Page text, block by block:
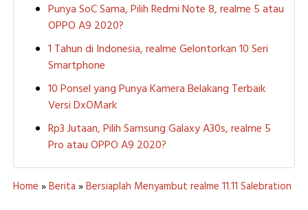
Punya SoC Sama, Pilih Redmi Note 8, realme 5 atau
OPPO A9 2020?
1 Tahun di Indonesia, realme Gelontorkan 10 Seri
Smartphone
10 Ponsel yang Punya Kamera Belakang Terbaik
Versi DxOMark
Rp3 Jutaan, Pilih Samsung Galaxy A30s, realme 5
Pro atau OPPO A9 2020?
Home »Berita »Bersiaplah Menyambut realme 11.11 Salebration